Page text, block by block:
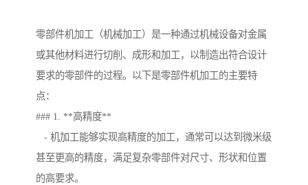
零部件机加工（机械加工）是一种通过机械设备对金属
或其他材料进行切削、成形和加工，以制造出符合设计
要求的零部件的过程。以下是零部件机加工的主要特
点：
### 1. **高精度**
- 机加工能够实现高精度的加工，通常可以达到微米级
甚至更高的精度，满足复杂零部件对尺寸、形状和位置
的高要求。